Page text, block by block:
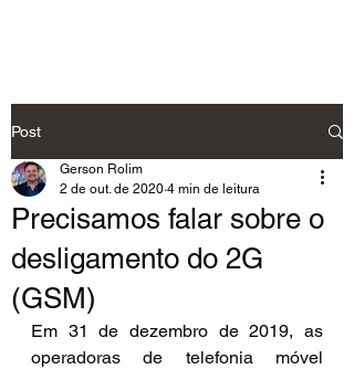
Post
Precisamos falar sobre o
desligamento do 2G
(GSM)
Gerson Rolim
2 de out. de 2020 4 min de leitura
Em 31 de dezembro de 2019, as
operadoras de telefonia móvel